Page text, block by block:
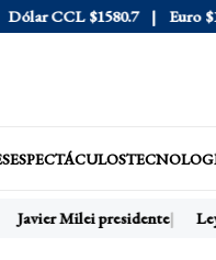
$1580.7 Euro $1688.03
ESPECTÁCULOS
Milei presidente Ley